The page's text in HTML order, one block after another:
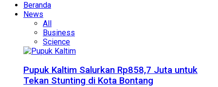
Beranda
News
All
Business
Science
Pupuk Kaltim Salurkan Rp858,7 Juta untuk
Tekan Stunting di Kota Bontang